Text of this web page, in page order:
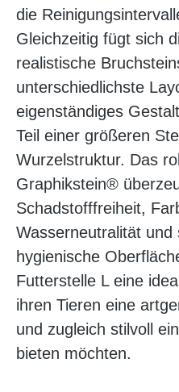
die
Gleichzeitig fügt sich
realistische
unterschiedlichste
eigenständiges
Teil einer größeren
Wurzelstruktur. Das
Graphikstein®
Schadstofffreiheit,
Wasserneutralität und
hygienische
Futterstelle L eine
ihren Tieren eine
und zugleich stilvoll
bieten möchten.